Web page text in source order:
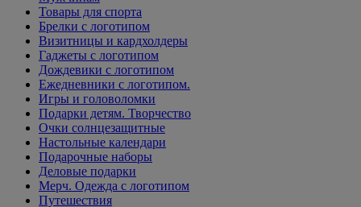
Товары для спорта
Брелки с логотипом
Визитницы и кардхолдеры
Гаджеты с логотипом
Дождевики с логотипом
Ежедневники с логотипом.
Игры и головоломки
Подарки детям. Творчество
Очки солнцезащитные
Настольные календари
Подарочные наборы
Деловые подарки
Мерч. Одежда с логотипом
Путешествия